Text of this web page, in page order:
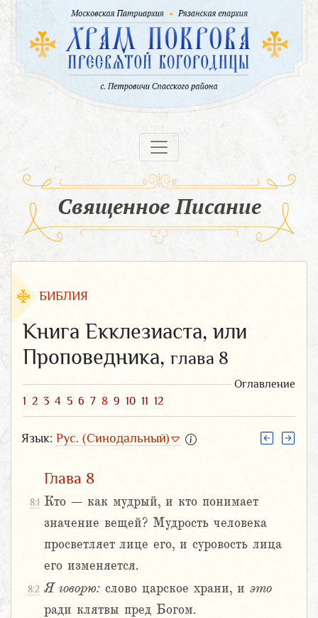
Священное Писание
БИБЛИЯ
Книга Екклезиаста, или
Проповедника, глава 8
Оглавление
1 2 3 4 5 6 7 8 9 10 11 12
Язык: Рус. (Синодальный)
Глава 8
8:1 Кто – как мудрый, и кто понимает
значение вещей? Мудрость человека
просветляет лице его, и суровость лица
его изменяется.
8:2 Я говорю: слово царское храни, и это
ради клятвы пред Богом.